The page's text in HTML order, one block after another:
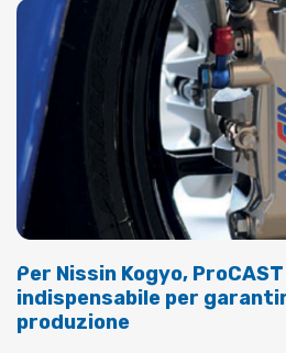
Per Nissin Kogyo,
indispensabile per
produzione